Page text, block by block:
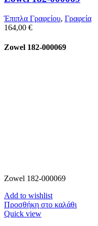
Έπιπλα Γραφείου, Γραφεία
164,00 €
Zowel 182-000069
Zowel 182-000069
Add to wishlist
Προσθήκη στο καλάθι
Quick view